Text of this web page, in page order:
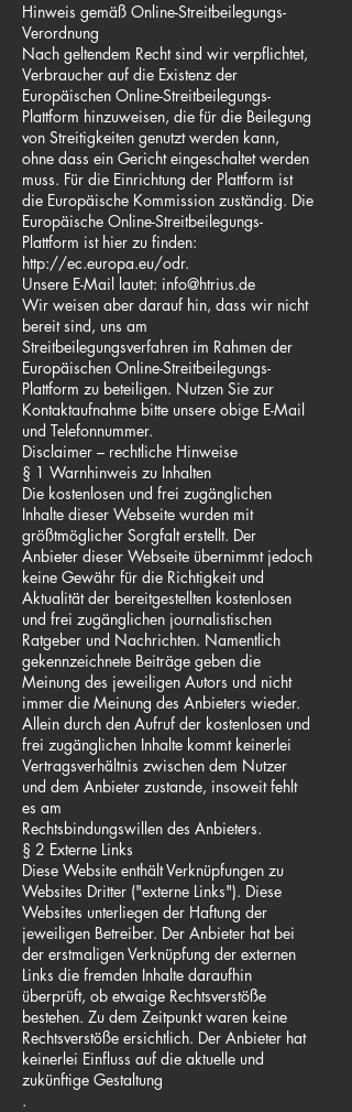
Hinweis gemäß Online-Streitbeilegungs-
Verordnung
Nach geltendem Recht sind wir verpflichtet,
Verbraucher auf die Existenz der
Europäischen Online-Streitbeilegungs-
Plattform hinzuweisen, die für die Beilegung
von Streitigkeiten genutzt werden kann,
ohne dass ein Gericht eingeschaltet werden
muss. Für die Einrichtung der Plattform ist
die Europäische Kommission zuständig. Die
Europäische Online-Streitbeilegungs-
Plattform ist hier zu finden:
http://ec.europa.eu/odr.
Unsere E-Mail lautet: info@htrius.de
Wir weisen aber darauf hin, dass wir nicht
bereit sind, uns am
Streitbeilegungsverfahren im Rahmen der
Europäischen Online-Streitbeilegungs-
Plattform zu beteiligen. Nutzen Sie zur
Kontaktaufnahme bitte unsere obige E-Mail
und Telefonnummer.
Disclaimer – rechtliche Hinweise
§ 1 Warnhinweis zu Inhalten
Die kostenlosen und frei zugänglichen
Inhalte dieser Webseite wurden mit
größtmöglicher Sorgfalt erstellt. Der
Anbieter dieser Webseite übernimmt jedoch
keine Gewähr für die Richtigkeit und
Aktualität der bereitgestellten kostenlosen
und frei zugänglichen journalistischen
Ratgeber und Nachrichten. Namentlich
gekennzeichnete Beiträge geben die
Meinung des jeweiligen Autors und nicht
immer die Meinung des Anbieters wieder.
Allein durch den Aufruf der kostenlosen und
frei zugänglichen Inhalte kommt keinerlei
Vertragsverhältnis zwischen dem Nutzer
und dem Anbieter zustande, insoweit fehlt
es am
Rechtsbindungswillen des Anbieters.
§ 2 Externe Links
Diese Website enthält Verknüpfungen zu
Websites Dritter ("externe Links"). Diese
Websites unterliegen der Haftung der
jeweiligen Betreiber. Der Anbieter hat bei
der erstmaligen Verknüpfung der externen
Links die fremden Inhalte daraufhin
überprüft, ob etwaige Rechtsverstöße
bestehen. Zu dem Zeitpunkt waren keine
Rechtsverstöße ersichtlich. Der Anbieter hat
keinerlei Einfluss auf die aktuelle und
zukünftige Gestaltung
.